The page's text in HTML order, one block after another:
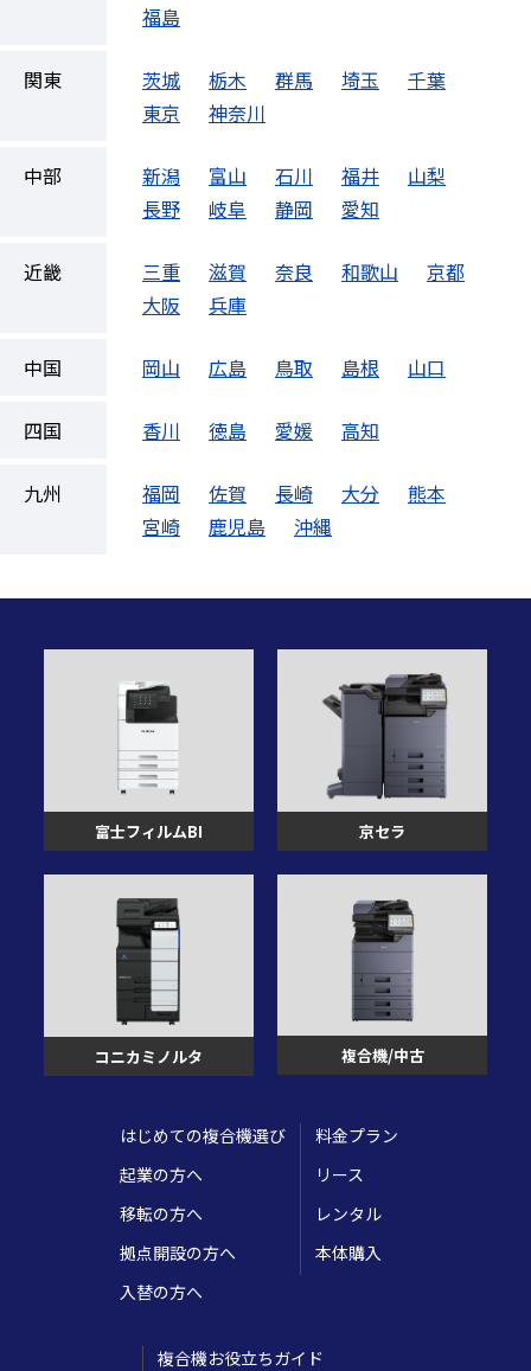
福島
関東 茨城 栃木 群馬 埼玉
千葉
東京
神奈川
中部 新潟 富山 石川 福井
山梨
長野
岐阜 静岡 愛知
近畿 三重 滋賀 奈良 和歌山
京都
大阪
兵庫
中国 岡山 広島 鳥取 島根 山口
四国 香川 徳島 愛媛 高知
九州 福岡 佐賀 長崎 大分
熊本
宮崎
鹿児島 沖縄
富士フィルムBI 京セラ
コニカミノルタ 複合機/中古
はじめての複合機選び
起業の方へ
移転の方へ
拠点開設の方へ
入替の方へ
料金プラン
リース
レンタル
本体購入
複合機お役立ちガイド